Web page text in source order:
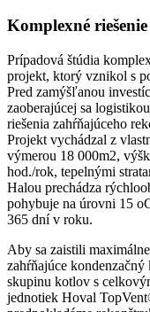
Komplexné
Prípadová štúdia
projekt, ktorý vznikol s
Pred zamýšľanou
zaoberajúcej sa
riešenia zahŕňajúceho
Projekt vychádzal z
výmerou 18 000m2,
hod./rok, tepelnými
Halou prechádza
pohybuje na úrovni 15
365 dní v roku.
Aby sa zaistili
zahŕňajúce
skupinu kotlov s
jednotiek Hoval